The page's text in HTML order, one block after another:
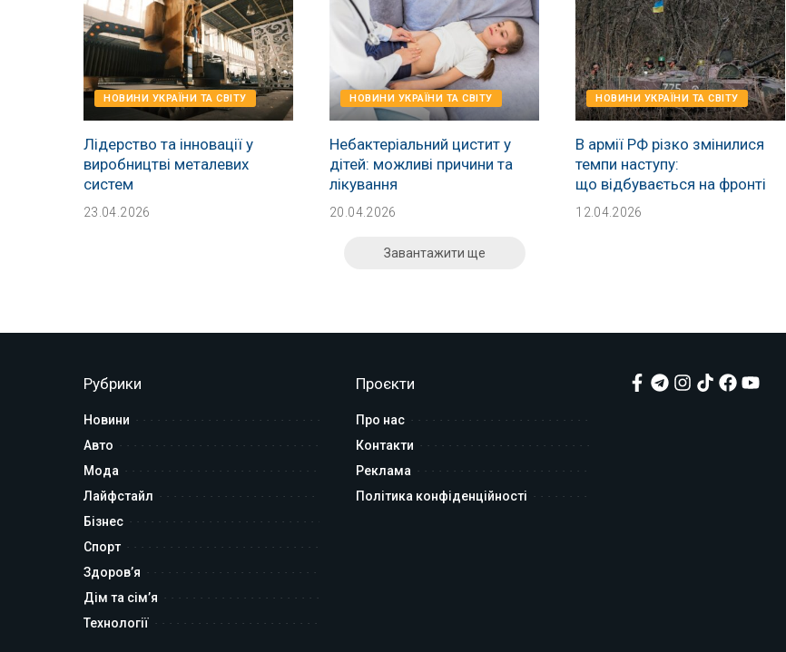
НОВИНИ УКРАЇНИ ТА СВІТУ
Лідерство та інновації у
виробництві металевих
систем
23.04.2026
НОВИНИ УКРАЇНИ ТА СВІТУ
Небактеріальний цистит у
дітей: можливі причини та
лікування
20.04.2026
НОВИНИ УКРАЇНИ ТА СВІТУ
В армії РФ різко змінилися
темпи наступу:
що відбувається на фронті
12.04.2026
Завантажити ще
Рубрики
Новини
Авто
Мода
Лайфстайл
Бізнес
Спорт
Здоров’я
Дім та сім’я
Технології
Проєкти
Про нас
Контакти
Реклама
Політика конфіденційності